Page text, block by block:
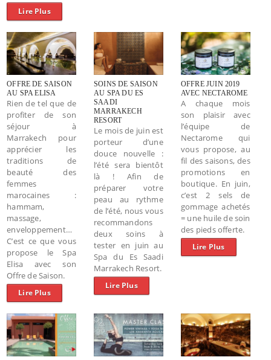
Lire Plus
OFFRE DE SAISON
AU SPA ELISA
Rien de tel que de
profiter de son
séjour à
Marrakech pour
apprécier les
traditions de
beauté des
femmes
marocaines :
hammam,
massage,
enveloppement…
C’est ce que vous
propose le Spa
Elisa avec son
Offre de Saison.
Lire Plus
SOINS DE SAISON
AU SPA DU ES
SAADI
MARRAKECH
RESORT
Le mois de juin est
porteur d’une
douce nouvelle :
l’été sera bientôt
là ! Afin de
préparer votre
peau au rythme
de l’été, nous vous
recommandons
deux soins à
tester en juin au
Spa du Es Saadi
Marrakech Resort.
Lire Plus
OFFRE JUIN 2019
AVEC NECTAROME
A chaque mois
son plaisir avec
l’équipe de
Nectarome qui
vous propose, au
fil des saisons, des
promotions en
boutique. En juin,
c’est 2 sels de
gommage achetés
= une huile de soin
des pieds offerte.
Lire Plus